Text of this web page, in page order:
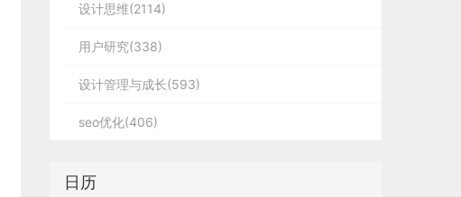
设计思维(2114)
用户研究(338)
设计管理与成长(593)
seo优化(406)
日历